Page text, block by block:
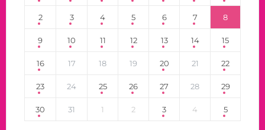
2 3 4 5 6 7 8
9 10 11 12 13 14 15
16 17 18 19 20 21 22
23 24 25 26 27 28 29
30 31 1 2 3 4 5